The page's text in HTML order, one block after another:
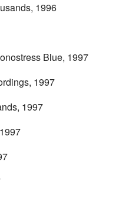
1996
Blue, 1997
1997
1997